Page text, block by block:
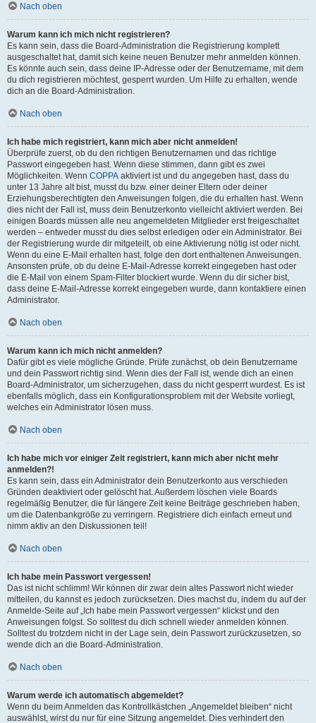
Nach oben
Warum kann ich mich nicht registrieren?
Es kann sein, dass die Board-Administration die Registrierung komplett
ausgeschaltet hat, damit sich keine neuen Benutzer mehr anmelden können.
Es könnte auch sein, dass deine IP-Adresse oder der Benutzername, mit dem
du dich registrieren möchtest, gesperrt wurden. Um Hilfe zu erhalten, wende
dich an die Board-Administration.
Nach oben
Ich habe mich registriert, kann mich aber nicht anmelden!
Überprüfe zuerst, ob du den richtigen Benutzernamen und das richtige
Passwort eingegeben hast. Wenn diese stimmen, dann gibt es zwei
Möglichkeiten. Wenn COPPA aktiviert ist und du angegeben hast, dass du
unter 13 Jahre alt bist, musst du bzw. einer deiner Eltern oder deiner
Erziehungsberechtigten den Anweisungen folgen, die du erhalten hast. Wenn
dies nicht der Fall ist, muss dein Benutzerkonto vielleicht aktiviert werden. Bei
einigen Boards müssen alle neu angemeldeten Mitglieder erst freigeschaltet
werden – entweder musst du dies selbst erledigen oder ein Administrator. Bei
der Registrierung wurde dir mitgeteilt, ob eine Aktivierung nötig ist oder nicht.
Wenn du eine E-Mail erhalten hast, folge den dort enthaltenen Anweisungen.
Ansonsten prüfe, ob du deine E-Mail-Adresse korrekt eingegeben hast oder
die E-Mail von einem Spam-Filter blockiert wurde. Wenn du dir sicher bist,
dass deine E-Mail-Adresse korrekt eingegeben wurde, dann kontaktiere einen
Administrator.
Nach oben
Warum kann ich mich nicht anmelden?
Dafür gibt es viele mögliche Gründe. Prüfe zunächst, ob dein Benutzername
und dein Passwort richtig sind. Wenn dies der Fall ist, wende dich an einen
Board-Administrator, um sicherzugehen, dass du nicht gesperrt wurdest. Es ist
ebenfalls möglich, dass ein Konfigurationsproblem mit der Website vorliegt,
welches ein Administrator lösen muss.
Nach oben
Ich habe mich vor einiger Zeit registriert, kann mich aber nicht mehr
anmelden?!
Es kann sein, dass ein Administrator dein Benutzerkonto aus verschieden
Gründen deaktiviert oder gelöscht hat. Außerdem löschen viele Boards
regelmäßig Benutzer, die für längere Zeit keine Beiträge geschrieben haben,
um die Datenbankgröße zu verringern. Registriere dich einfach erneut und
nimm aktiv an den Diskussionen teil!
Nach oben
Ich habe mein Passwort vergessen!
Das ist nicht schlimm! Wir können dir zwar dein altes Passwort nicht wieder
mitteilen, du kannst es jedoch zurücksetzen. Dies machst du, indem du auf der
Anmelde-Seite auf „Ich habe mein Passwort vergessen“ klickst und den
Anweisungen folgst. So solltest du dich schnell wieder anmelden können.
Solltest du trotzdem nicht in der Lage sein, dein Passwort zurückzusetzen, so
wende dich an die Board-Administration.
Nach oben
Warum werde ich automatisch abgemeldet?
Wenn du beim Anmelden das Kontrollkästchen „Angemeldet bleiben“ nicht
auswählst, wirst du nur für eine Sitzung angemeldet. Dies verhindert den